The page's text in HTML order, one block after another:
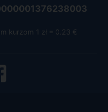
kurzom 1 zł = 0.23 €